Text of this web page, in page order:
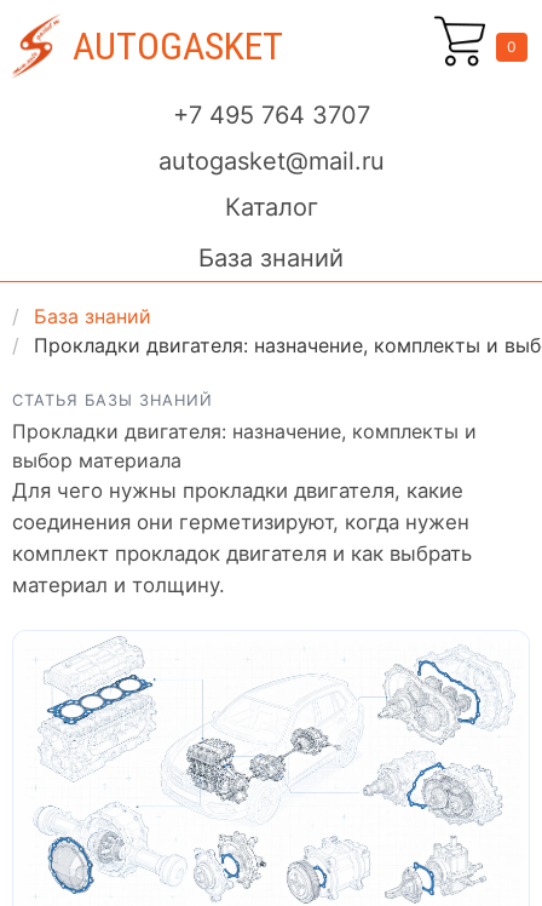
AUTOGASKET
+7 495 764 3707
autogasket@mail.ru
Каталог
База знаний
0
База знаний
Прокладки двигателя: назначение, комплекты и
СТАТЬЯ БАЗЫ ЗНАНИЙ
Прокладки двигателя: назначение, комплекты и
выбор материала
Для чего нужны прокладки двигателя, какие
соединения они герметизируют, когда нужен
комплект прокладок двигателя и как выбрать
материал и толщину.